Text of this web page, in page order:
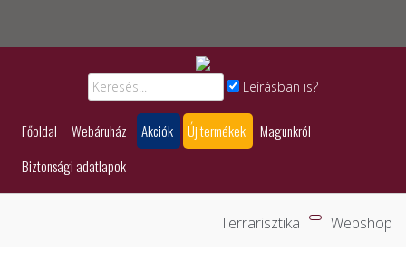
Leírásban is?
Főoldal Webáruház Akciók Új termékek
Magunkról
Biztonsági adatlapok
Webshop
Terrarisztika